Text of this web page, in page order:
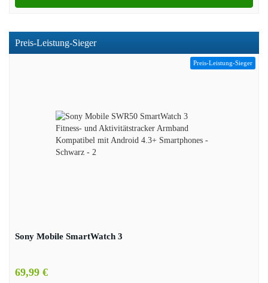
Preis-Leistung-Sieger
Preis-Leistung-Sieger
Sony Mobile SmartWatch 3
69,99 €